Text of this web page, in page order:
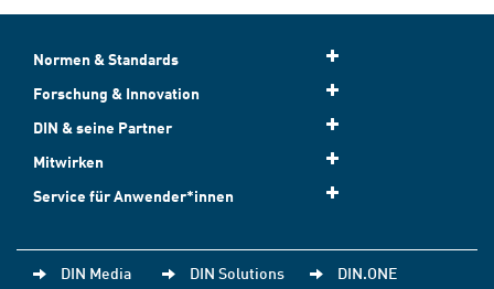
Normen & Standards
Forschung & Innovation
DIN & seine Partner
Mitwirken
Service für Anwender*innen
DIN Media DIN Solutions DIN.ONE